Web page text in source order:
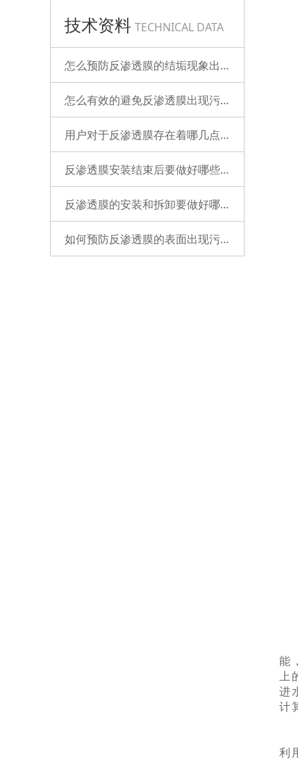
技术资料 TECHNICAL DATA
怎么预防反渗透膜的结垢现象出现？
怎么有效的避免反渗透膜出现污染？
用户对于反渗透膜存在着哪几点误解？
反渗透膜安装结束后要做好哪些检查的工作？
反渗透膜的安装和拆卸要做好哪些准备？
如何预防反渗透膜的表面出现污染？
能
进
计
利